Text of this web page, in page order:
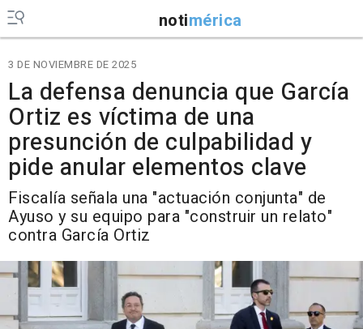
notimérica
3 DE NOVIEMBRE DE 2025
La defensa denuncia que García
Ortiz es víctima de una
presunción de culpabilidad y
pide anular elementos clave
Fiscalía señala una "actuación conjunta" de
Ayuso y su equipo para "construir un relato"
contra García Ortiz